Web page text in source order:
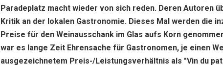
Paradeplatz macht wieder von sich reden. Deren Autoren
Kritik an der lokalen Gastronomie. Dieses Mal werden die
Preise für den Weinausschank im Glas aufs Korn
war es lange Zeit Ehrensache für Gastronomen, je einen
ausgezeichnetem Preis-/Leistungsverhältnis als "Vin du